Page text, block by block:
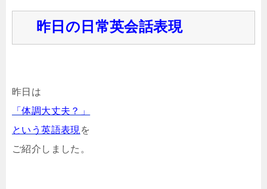
昨日の日常英会話表現
昨日は
「体調大丈夫？」
という英語表現 を
ご紹介しました。